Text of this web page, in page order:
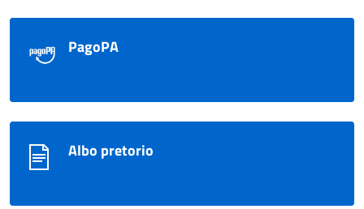
PagoPA
Albo pretorio